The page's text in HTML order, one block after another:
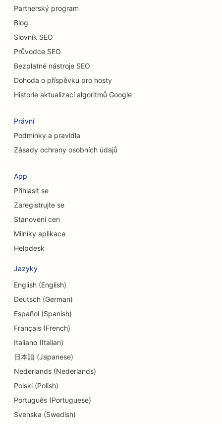
SEO pro chiropraktiky
SEO pro kočičí kavárny
SEO pro služby chemického peelingu
SEO pro obchody s oblečením
SEO pro kavárny
SEO pro kosmetické chirurgy
SEO pro Delis
SEO pro služby dluhového poradenství
SEO pro směnárenské služby
SEO pro taneční studia
SEO pro služby dermabraze
SEO pro centra denní péče
SEO pro zubní kliniky
SEO pro obchody s detaily
SEO pro obchody s dortíky
SEO pro služby v oblasti vzdělávání a péče o děti
Partnerský program
Blog
Slovník SEO
Průvodce SEO
Bezplatné nástroje SEO
Dohoda o příspěvku pro hosty
Historie aktualizací algoritmů Google
Právní
Podmínky a pravidla
Zásady ochrany osobních údajů
App
Přihlásit se
Zaregistrujte se
Stanovení cen
Milníky aplikace
Helpdesk
Jazyky
English (English)
Deutsch (German)
Español (Spanish)
Français (French)
Italiano (Italian)
日本語 (Japanese)
Nederlands (Nederlands)
Polski (Polish)
Português (Portuguese)
Svenska (Swedish)